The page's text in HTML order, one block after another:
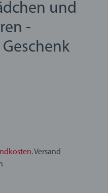
und
-
von 5 Sternen.
. Versand